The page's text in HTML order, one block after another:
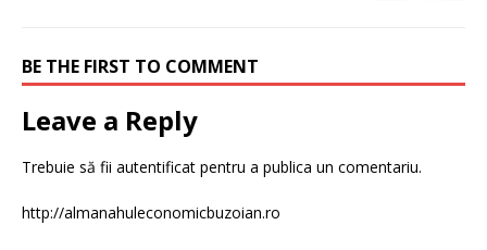
BE THE FIRST TO COMMENT
Leave a Reply
Trebuie să fii autentificat pentru a publica un comentariu.
http://almanahuleconomicbuzoian.ro